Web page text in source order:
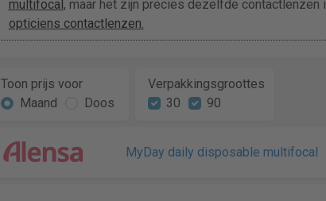
multifocal, maar het zijn precies dezelfde contactlenzen
opticiens contactlenzen.
Toon prijs voor
Maand
Doos
Verpakkingsgroottes
30
90
MyDay daily disposable multifocal